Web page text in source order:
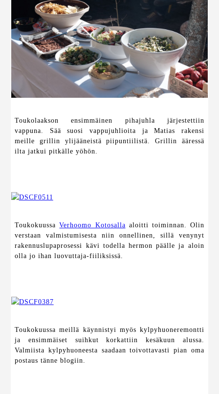
Toukolaakson ensimmäinen pihajuhla järjestettiin
vappuna. Sää suosi vappujuhlioita ja Matias rakensi
meille grillin ylijääneistä piipuntiilistä. Grillin ääressä
ilta jatkui pitkälle yöhön.
ToukokuussaVerhoomo Kotosalla aloitti toiminnan. Olin
verstaan valmistumisesta niin onnellinen, sillä venynyt
rakennuslupaprosessi kävi todella hermon päälle ja aloin
olla jo ihan luovuttaja-fiiliksissä.
Toukokuussa meillä käynnistyi myös kylpyhuoneremontti
ja ensimmäiset suihkut korkattiin kesäkuun alussa.
Valmiista kylpyhuoneesta saadaan toivottavasti pian oma
postaus tänne blogiin.